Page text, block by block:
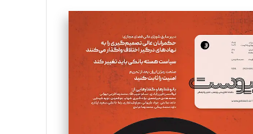
تحریریه
سروش کرمیان
تحریریه
مینا پاکدل